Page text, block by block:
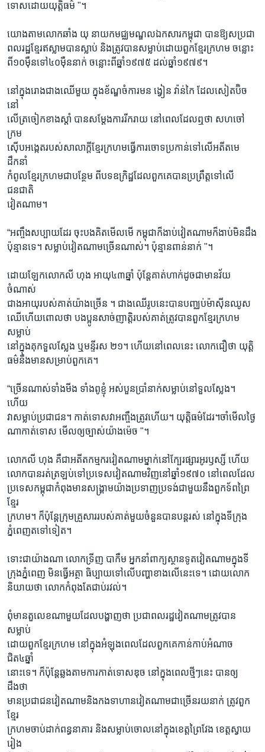
ទោសដោយយុត្តិធម៌ "។
យោងតាមលោកឆាំង យុ នាយកមជ្ឈមណ្ឌលឯកសារកម្ពុជា បានឱ្យសប្រជា
ពលរដ្ឋខ្មែរឥស្លាមបានស្លាប់ និងត្រូវបានសម្លាប់ដោយពួកខ្មែរក្រហម ចន្លោះ
ពី១០ម៉ឺនទៅ៤០ម៉ឺននាក់ ចន្លោះពីឆ្នាំ១៩៧៥ ដល់ឆ្នាំ១៩៧៩។
នៅក្នុងរោងជាងឈើមួយ ក្នុងខ័ណ្ឌចំការមន ង្វៀន វ៉ាន់កៃ ដែលសៀតប៊ិច
នៅ
លើត្រចៀកខាងស្ដាំ បានសម្ដែងការរីករាយ នៅពេលដែលឮថា សហចៅ
ក្រម
ស៊ើបអង្កេតរបស់សាលាក្ដីខ្មែរក្រហមធ្វើការចោទប្រកាន់ទៅលើអតីតមេ
ដឹកនាំ
កំពូលខ្មែរក្រហមជាបន្ថែម ពីបទឧក្រិដ្ឋដែលពួកគេបានប្រព្រឹត្តទៅលើ
ជនជាតិ
វៀតណាម។
“អញ្ចឹងសប្បាយដែរ ចុះបងគិតមើលមើ កម្ពុជាក៏ងាប់វៀតណាមក៏ងាប់មិនដឹង
ប៉ុន្មានទេ។ សម្លាប់វៀតណាមច្រើនណាស់។ ប៉ុន្មានពាន់នាក់ "។
ដោយឡែកលោកលី ហុង អាយុ៤៣ឆ្នាំ ប៉ុន្ដែគាត់ហាក់ដូចជាមានវ័យ
ចំណាស់
ជាងអាយុរបស់គាត់យ៉ាងច្រើន ។ ជាងឈើរូបនេះបានបញ្ឈប់ម៉ាស៊ីនឈូស
ឈើហើយពោលថា បងប្អូនសាច់ញាត្តិរបស់គាត់ត្រូវបានពួកខ្មែរក្រហម
សម្លាប់
នៅក្នុងគុកទួលស្លែង ឬមន្ទីរស ២១។ ហើយនៅពេលនេះ លោកជឿថា យុត្តិ
ធម៌នឹងមានសម្រាប់ពួកគេ។
“ច្រើនណាស់ទាំងមីង ទាំងពូខ្ញុំ អស់បួនប្រាំនាក់សម្លាប់នៅទួលស្លែង។
ហើយ
វាសម្លាប់ប្រជាជន។ កាត់ទោសវាអញ្ចឹងត្រូវហើយ។ យុត្តិធម៌ដែរ។ចាំមើលថ្ងៃ
ណាកាត់ទោស មើលឲ្យច្បាស់យ៉ាងម៉េច "។
លោកលី ហុង គឺជាអតីតកម្មករវៀតណាមម្នាក់នៅក្បែរផ្សារអូរឫស្សី ហើយ
លោកបានរត់ត្រឡប់ទៅប្រទេសវៀតណាមវិញនៅឆ្នាំ១៩៧០ នៅពេលដែល
ប្រទេសកម្ពុជាកំពុងមានសង្រ្គាមយ៉ាងប្រទាញប្រទង់ជាមួយនឹងពួកទ័ពព្រៃ
ខ្មែរ
ក្រហម។ ក៏ប៉ុន្ដែក្រុមគ្រួសាររបស់គាត់មួយចំនួនបានបន្ដរស់ នៅក្នុងទីក្រុង
ភ្នំពេញតទៅទៀត។
ទោះជាយ៉ាងណា លោកទ្រីញ បាកឹម អ្នកនាំពាក្យស្ថានទូតវៀតណាមក្នុងទី
ក្រុងភ្នំពេញ មិនធ្វើអត្ថា ធិប្បាយទៅលើបញ្ហាខាងលើនេះទេ។ ដោយលោក
និយាយថា លោកកំពុងតែជាប់រវល់។
ពុំមានតួលេខណាមួយដែលបង្ហាញថា ប្រជាពលរដ្ឋវៀតណាមត្រូវបាន
សម្លាប់
ដោយពួកខ្មែរក្រហម នៅក្នុងអំឡុងពេលដែលពួកគេកាន់កាប់អំណាច
ជិត៤ឆ្នាំ
នោះទេ។ ក៏ប៉ុន្ដែឆ្លងតាមការកាត់ទោសឌុច នៅក្នុងពេលថ្មីៗនេះ បានឲ្យ
ដឹងថា
មានប្រជាជនវៀតណាមនិងកងទាហានវៀតណាមជាច្រើនរយនាក់ ត្រូវពួក
ខ្មែរ
ក្រហមចាប់ដាក់ពន្ធនាគារ និងសម្លាប់ចោលនៅក្នុងខេត្តព្រៃវែង ខេត្តស្វាយ
រៀង